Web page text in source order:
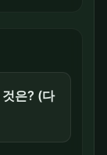
은? (다